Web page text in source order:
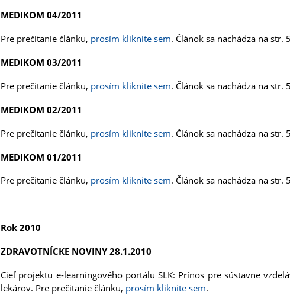
MEDIKOM 04/2011
Pre prečitanie článku, prosím kliknite sem. Článok sa nachádza na str.
MEDIKOM 03/2011
Pre prečitanie článku, prosím kliknite sem. Článok sa nachádza na str.
MEDIKOM 02/2011
Pre prečitanie článku, prosím kliknite sem. Článok sa nachádza na str.
MEDIKOM 01/2011
Pre prečitanie článku, prosím kliknite sem. Článok sa nachádza na str.
Rok 2010
ZDRAVOTNÍCKE NOVINY 28.1.2010
Cieľ projektu e-learningového portálu SLK: Prínos pre sústavne
lekárov. Pre prečitanie článku, prosím kliknite sem.